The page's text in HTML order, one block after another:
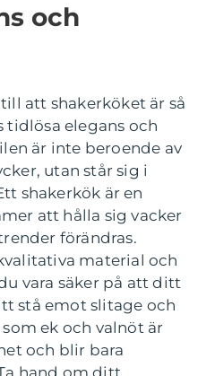
och
att shakerköket är så
tidlösa elegans och
är inte beroende av
utan står sig i
shakerkök är en
att hålla sig vacker
förändras.
material och
vara säker på att ditt
stå emot slitage och
ek och valnöt är
och blir bara
hand om ditt